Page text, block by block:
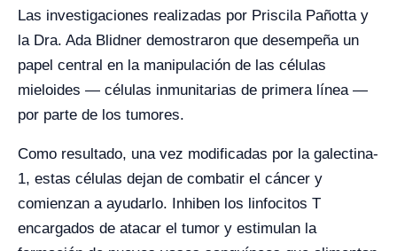
Las investigaciones realizadas por Priscila Pañotta y
la Dra. Ada Blidner demostraron que desempeña un
papel central en la manipulación de las células
mieloides — células inmunitarias de primera línea —
por parte de los tumores.
Como resultado, una vez modificadas por la galectina-
1, estas células dejan de combatir el cáncer y
comienzan a ayudarlo. Inhiben los linfocitos T
encargados de atacar el tumor y estimulan la